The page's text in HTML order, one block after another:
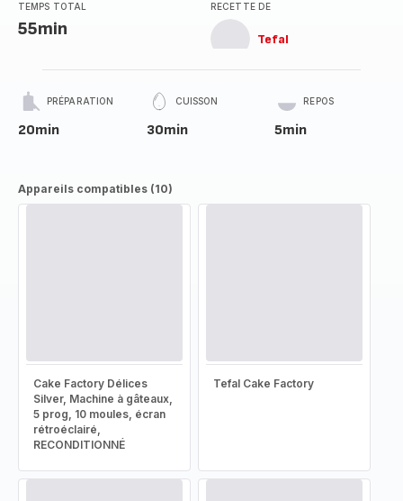
TEMPS TOTAL
55min
RECETTE DE
Tefal
PRÉPARATION
20min
CUISSON
30min
REPOS
5min
Appareils compatibles (10)
Cake Factory Délices
Silver, Machine à gâteaux,
5 prog, 10 moules, écran
rétroéclairé,
RECONDITIONNÉ
Tefal Cake Factory